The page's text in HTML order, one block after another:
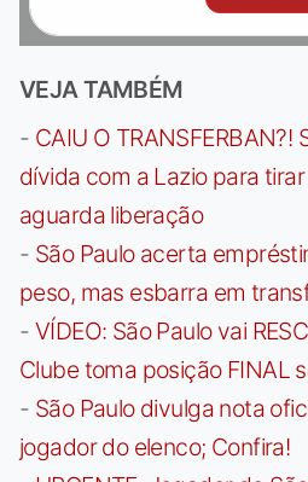
VEJA TAMBÉM
- CAIU O TRANSFERBAN?!
dívida com a Lazio para
aguarda liberação
- São Paulo acerta
peso, mas esbarra em
- VÍDEO: São Paulo vai
Clube toma posição FINAL
- São Paulo divulga nota
jogador do elenco; Confira!